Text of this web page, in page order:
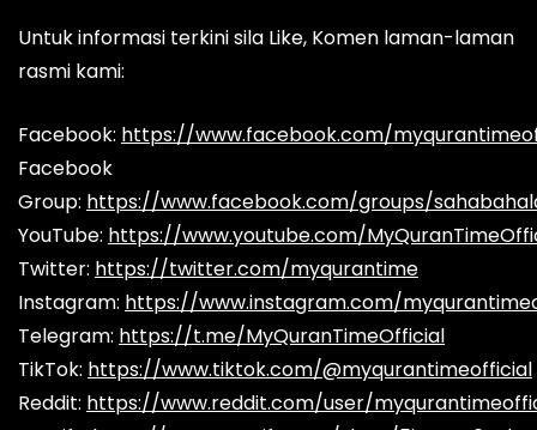
Untuk informasi terkini sila Like, Komen laman-laman
rasmi kami:
Facebook: https://www.facebook.com/
Facebook
Group: https://www.facebook.com/groups/
YouTube: https://www.youtube.com/
Twitter: https://twitter.com/myqurantime
Instagram: https://www.instagram.com/
Telegram: https://t.me/MyQuranTimeOfficial
TikTok: https://www.tiktok.com/@myqurantimeofficial
Reddit: https://www.reddit.com/user/